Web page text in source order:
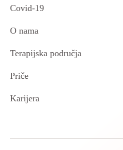
Covid-19
O nama
Terapijska područja
Priče
Karijera